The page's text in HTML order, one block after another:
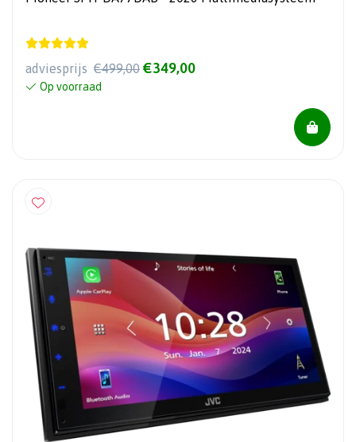
adviesprijs €499,00 €349,00
Op voorraad